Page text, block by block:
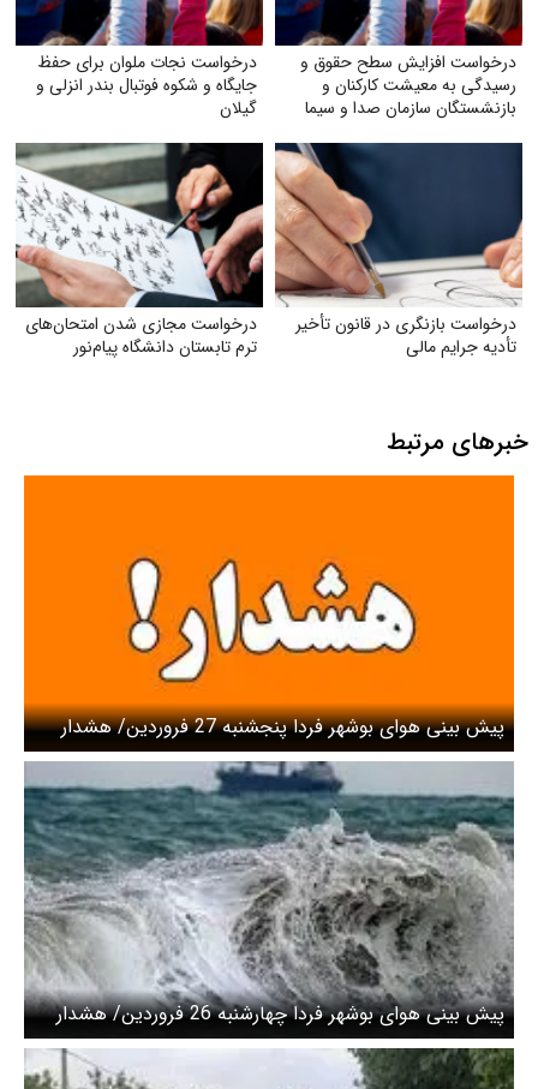
درخواست افزایش سطح حقوق و
رسیدگی به معیشت کارکنان و
بازنشستگان سازمان صدا و سیما
درخواست نجات ملوان برای حفظ
جایگاه و شکوه فوتبال بندر انزلی و
گیلان
درخواست بازنگری در قانون تأخیر
تأدیه جرایم مالی
درخواست مجازی شدن امتحان‌های
ترم تابستان دانشگاه پیام‌نور
خبرهای مرتبط
پیش بینی هوای بوشهر فردا پنجشنبه 27 فروردین/ هشدار
سطح نارنجی صادر شد
پیش بینی هوای بوشهر فردا چهارشنبه 26 فروردین/ هشدار
برای تردد شناورها در خلیج فارس